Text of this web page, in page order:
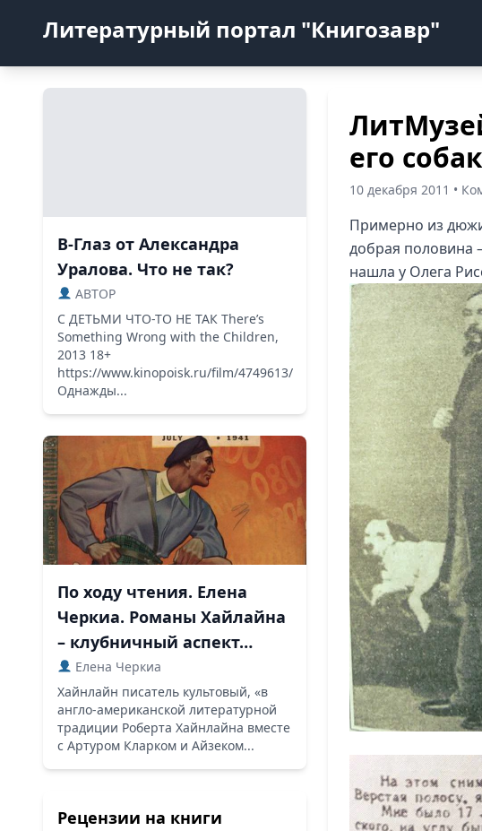
Литературный портал "Книгозавр"
В-Глаз от Александра
Уралова. Что не так?
ABTOP
С ДЕТЬМИ ЧТО-ТО НЕ ТАК There’s
Something Wrong with the Children,
2013 18+
https://www.kinopoisk.ru/film/4749613/
Однажды...
По ходу чтения. Елена
Черкиа. Романы Хайлайна
– клубничный аспект…
Елена Черкиа
Хайнлайн писатель культовый, «в
англо-американской литературной
традиции Роберта Хайнлайна вместе
с Артуром Кларком и Айзеком...
Рецензии на книги
его
10 декабря 2011 •
Примерно из
добрая половина
нашла у Олега